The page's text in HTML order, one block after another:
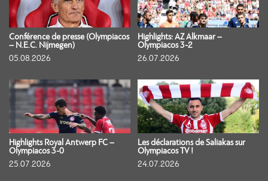
Conférence de presse (Olympiacos
– N.E.C. Nijmegen)
05.08.2026
Highlights: AZ Alkmaar –
Olympiacos 3-2
26.07.2026
Highlights Royal Antwerp FC –
Olympiacos 3-0
25.07.2026
Les déclarations de Saliakas sur
Olympiacos TV !
24.07.2026